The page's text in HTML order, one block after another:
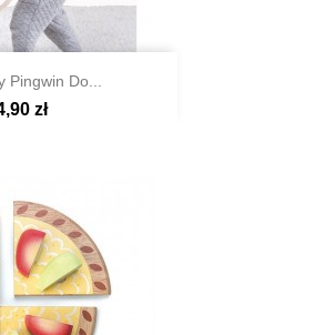
Pingwin Do...
zł